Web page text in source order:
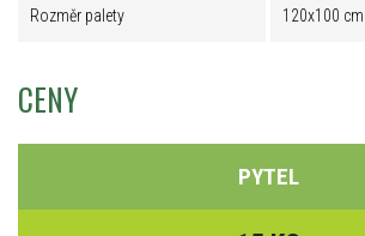
Rozměr palety 120x100 cm
CENY
PYTEL